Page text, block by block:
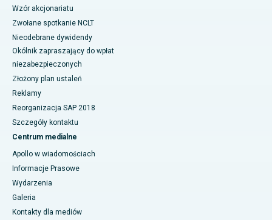
Wzór akcjonariatu
Zwołane spotkanie NCLT
Nieodebrane dywidendy
Okólnik zapraszający do wpłat
niezabezpieczonych
Złożony plan ustaleń
Reklamy
Reorganizacja SAP 2018
Szczegóły kontaktu
Centrum medialne
Apollo w wiadomościach
Informacje Prasowe
Wydarzenia
Galeria
Kontakty dla mediów